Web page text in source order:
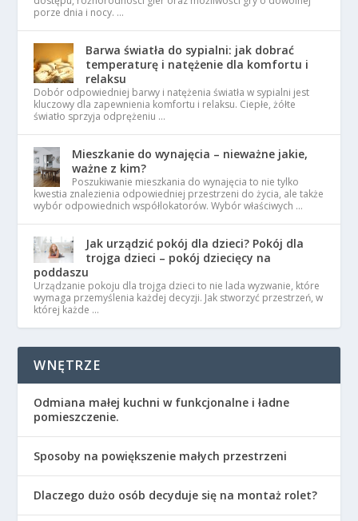
porze dnia i nocy. …
Barwa światła do sypialni: jak dobrać
temperaturę i natężenie dla komfortu i
relaksu
Dobór odpowiedniej barwy i natężenia światła w sypialni jest
kluczowy dla zapewnienia komfortu i relaksu. Ciepłe, żółte
światło sprzyja odprężeniu …
Mieszkanie do wynajęcia – nieważne jakie,
ważne z kim?
Poszukiwanie mieszkania do wynajęcia to nie tylko
kwestia znalezienia odpowiedniej przestrzeni do życia, ale także
wybór odpowiednich współlokatorów. Wybór właściwych …
Jak urządzić pokój dla dzieci? Pokój dla
trojga dzieci – pokój dziecięcy na
poddaszu
Urządzanie pokoju dla trojga dzieci to nie lada wyzwanie, które
wymaga przemyślenia każdej decyzji. Jak stworzyć przestrzeń, w
której każde …
WNĘTRZE
Odmiana małej kuchni w funkcjonalne i ładne
pomieszczenie.
Sposoby na powiększenie małych przestrzeni
Dlaczego dużo osób decyduje się na montaż rolet?